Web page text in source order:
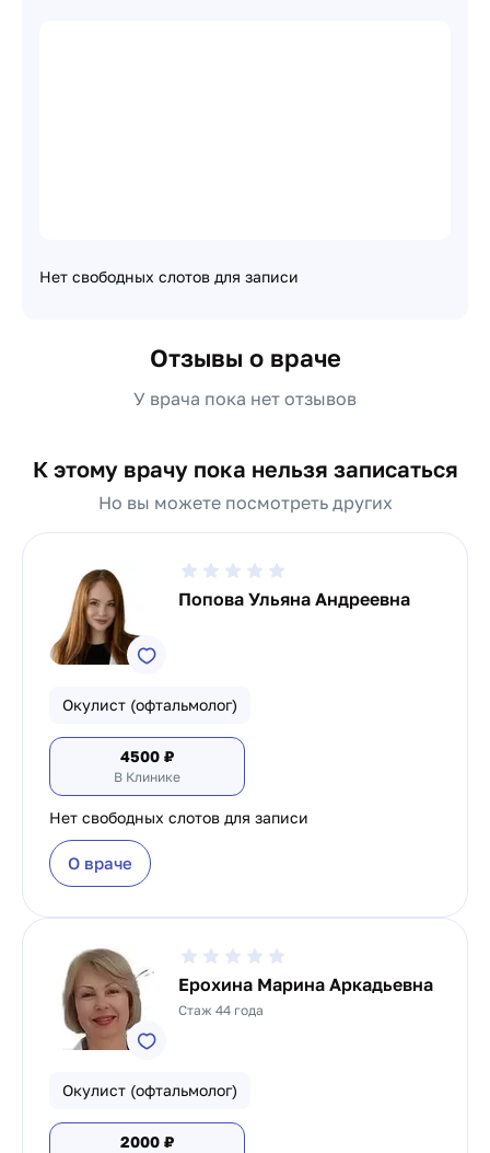
Нет свободных слотов для записи
Отзывы о враче
У врача пока нет отзывов
К этому врачу пока нельзя записаться
Но вы можете посмотреть других
Попова Ульяна Андреевна
Окулист (офтальмолог)
4500 ₽
В Клинике
Нет свободных слотов для записи
О враче
Ерохина Марина Аркадьевна
Стаж 44 года
Окулист (офтальмолог)
2000 ₽